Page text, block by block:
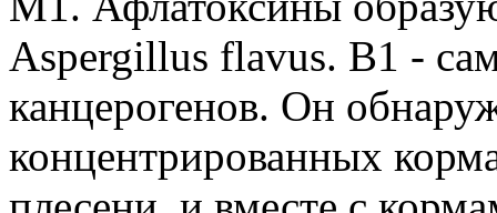
Aspergillus flavus. B1 -
канцерогенов. Он
концентрированных